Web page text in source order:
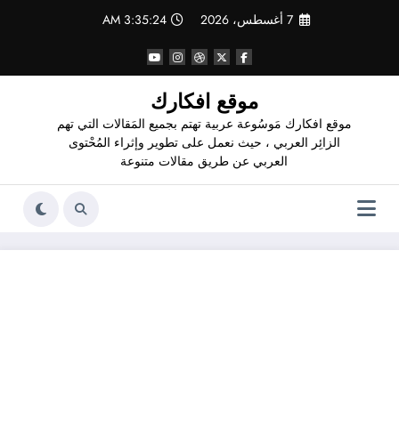
7 أغسطس، 2026 3:35:24 AM
موقع افكارك
موقع افكارك مَوسُوعة عربية تهتم بجميع المَقالات التي تهم
الزائِر العربي ، حيث نعمل على تطوير وإثراء المُحْتوى
العربي عن طريق مقالات متنوعة